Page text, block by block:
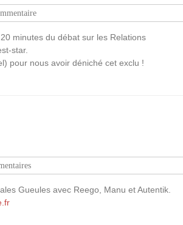
minutes du débat sur les Relations
star.
pour nous avoir déniché cet exclu !
Gueules avec Reego, Manu et Autentik.